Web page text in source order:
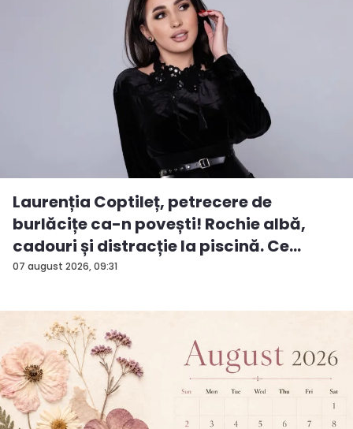
07 august 2026, 09:31
Laurenția Coptileț, petrecere de
burlăcițe ca-n povești! Rochie albă,
cadouri și distracție la piscină. Ce
surp...